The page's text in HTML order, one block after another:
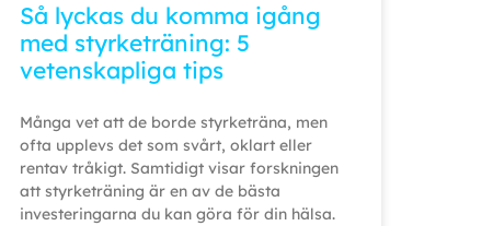
Så lyckas du komma igång
med styrketräning: 5
vetenskapliga tips
Många vet att de borde styrketräna, men
ofta upplevs det som svårt, oklart eller
rentav tråkigt. Samtidigt visar forskningen
att styrketräning är en av de bästa
investeringarna du kan göra för din hälsa.